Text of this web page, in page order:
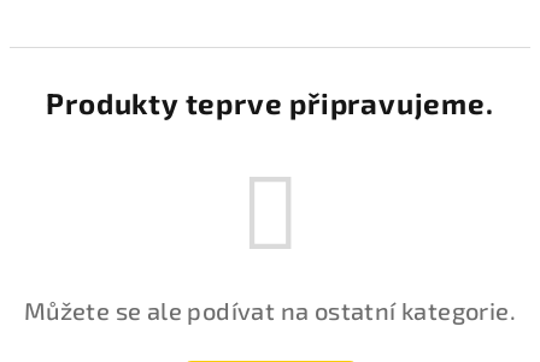
Produkty teprve připravujeme.
Můžete se ale podívat na ostatní kategorie.